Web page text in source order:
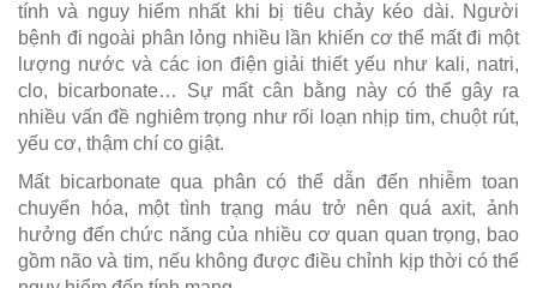
tính và nguy hiểm nhất khi bị tiêu chảy kéo dài. Người
bệnh đi ngoài phân lỏng nhiều lần khiến cơ thể mất đi một
lượng nước và các ion điện giải thiết yếu như kali, natri,
clo, bicarbonate… Sự mất cân bằng này có thể gây ra
nhiều vấn đề nghiêm trọng như rối loạn nhịp tim, chuột rút,
yếu cơ, thậm chí co giật.
Mất bicarbonate qua phân có thể dẫn đến nhiễm toan
chuyển hóa, một tình trạng máu trở nên quá axit, ảnh
hưởng đến chức năng của nhiều cơ quan quan trọng, bao
gồm não và tim, nếu không được điều chỉnh kịp thời có thể